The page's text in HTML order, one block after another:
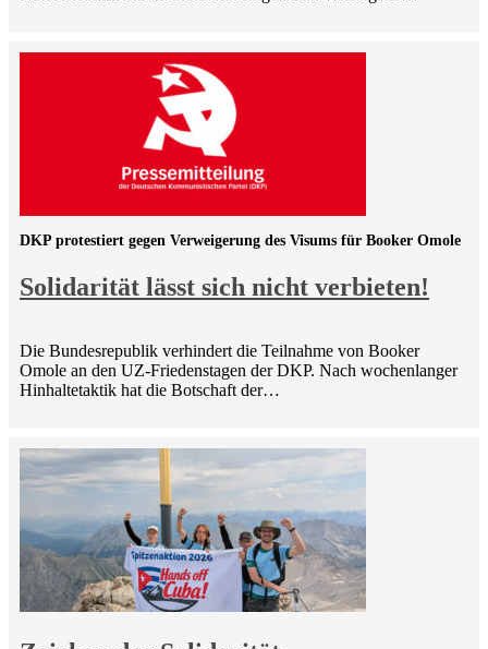
Solidarität lässt sich nicht verbieten!
DKP protestiert gegen Verweigerung des Visums für Booker Omole
Die Bundesrepublik verhindert die Teilnahme von Booker
Omole an den UZ-Friedenstagen der DKP. Nach wochenlanger
Hinhaltetaktik hat die Botschaft der…